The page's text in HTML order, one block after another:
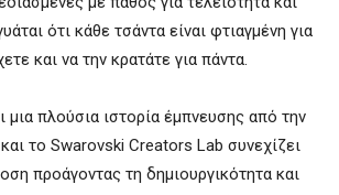
ότι κάθε τσάντα είναι φτιαγμένη για
και να την κρατάτε για πάντα.
μια πλούσια ιστορία έμπνευσης από την
το Swarovski Creators Lab συνεχίζει
προάγοντας τη δημιουργικότητα και